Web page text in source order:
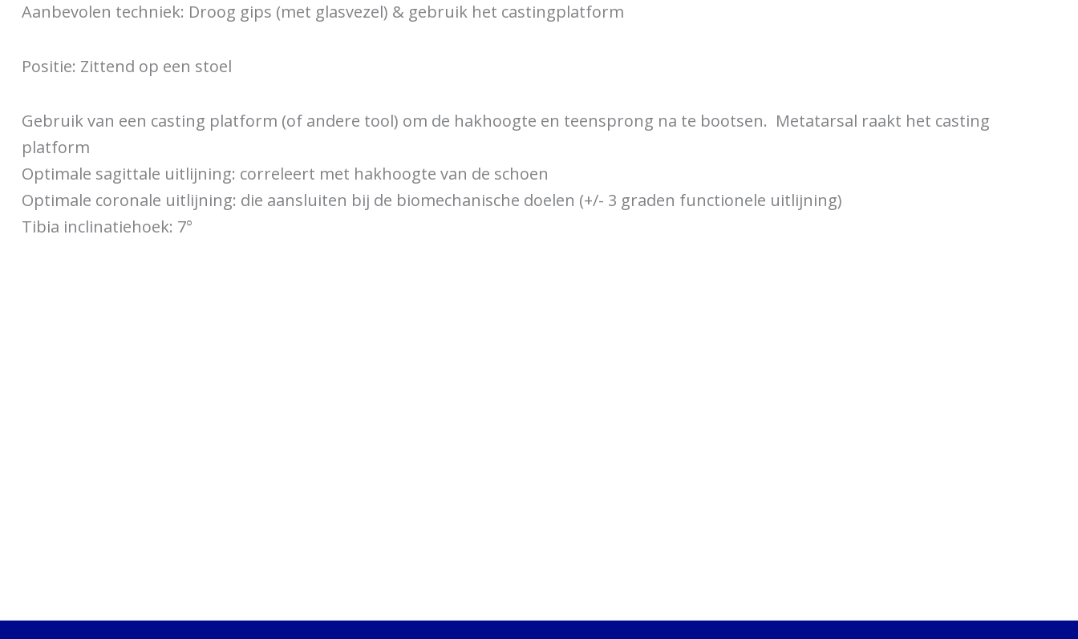
Aanbevolen techniek: Droog gips (met glasvezel) & gebruik het castingplatform
Positie: Zittend op een stoel
Gebruik van een casting platform (of andere tool) om de hakhoogte en teensprong na te bootsen. Metatarsal raakt het casting
platform
Optimale sagittale uitlijning: correleert met hakhoogte van de schoen
Optimale coronale uitlijning: die aansluiten bij de biomechanische doelen (+/- 3 graden functionele uitlijning)
Tibia inclinatiehoek: 7°